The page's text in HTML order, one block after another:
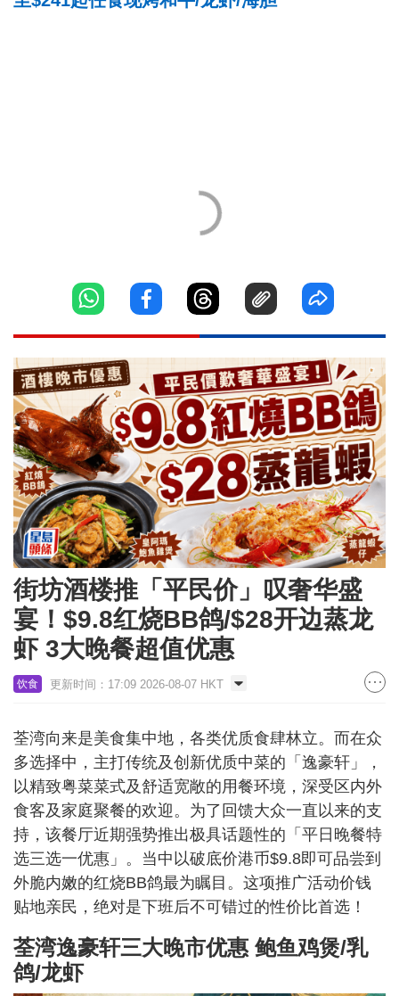
街坊酒楼推「平民价」叹奢华盛
宴！$9.8红烧BB鸽/$28开边蒸龙
虾 3大晚餐超值优惠
饮食 更新时间：17:09 2026-08-07 HKT
荃湾向来是美食集中地，各类优质食肆林立。而在众
多选择中，主打传统及创新优质中菜的「逸豪轩」，
以精致粤菜菜式及舒适宽敞的用餐环境，深受区内外
食客及家庭聚餐的欢迎。为了回馈大众一直以来的支
持，该餐厅近期强势推出极具话题性的「平日晚餐特
选三选一优惠」。当中以破底价港币$9.8即可品尝到
外脆内嫩的红烧BB鸽最为瞩目。这项推广活动价钱
贴地亲民，绝对是下班后不可错过的性价比首选！
荃湾逸豪轩三大晚市优惠 鲍鱼鸡煲/乳
鸽/龙虾